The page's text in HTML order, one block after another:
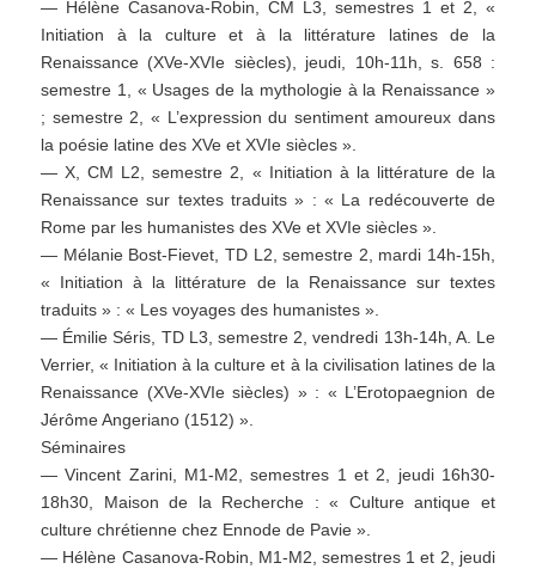
— Hélène Casanova-Robin, CM L3, semestres 1 et 2, «
Initiation à la culture et à la littérature latines de la
Renaissance (XVe-XVIe siècles), jeudi, 10h-11h, s. 658 :
semestre 1, « Usages de la mythologie à la Renaissance »
; semestre 2, « L’expression du sentiment amoureux dans
la poésie latine des XVe et XVIe siècles ».
— X, CM L2, semestre 2, « Initiation à la littérature de la
Renaissance sur textes traduits » : « La redécouverte de
Rome par les humanistes des XVe et XVIe siècles ».
— Mélanie Bost-Fievet, TD L2, semestre 2, mardi 14h-15h,
« Initiation à la littérature de la Renaissance sur textes
traduits » : « Les voyages des humanistes ».
— Émilie Séris, TD L3, semestre 2, vendredi 13h-14h, A. Le
Verrier, « Initiation à la culture et à la civilisation latines de la
Renaissance (XVe-XVIe siècles) » : « L’Erotopaegnion de
Jérôme Angeriano (1512) ».
Séminaires
— Vincent Zarini, M1-M2, semestres 1 et 2, jeudi 16h30-
18h30, Maison de la Recherche : « Culture antique et
culture chrétienne chez Ennode de Pavie ».
— Hélène Casanova-Robin, M1-M2, semestres 1 et 2, jeudi